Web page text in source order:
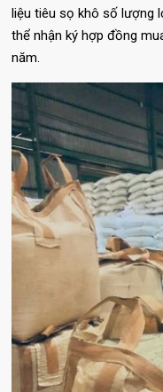
liệu tiêu sọ khô số lượng
thể nhận ký hợp đồng
năm.